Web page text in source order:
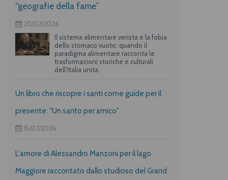
“geografie della fame”
20/07/2026
Il sistema alimentare verista e la fobia
dello stomaco vuoto: quando il
paradigma alimentare racconta le
trasformazioni storiche e culturali
dell’Italia unita.
Un libro che riscopre i santi come guide per il
presente: "Un santo per amico"
15/07/2026
L'amore di Alessandro Manzoni per il lago
Maggiore raccontato dallo studioso del Grand